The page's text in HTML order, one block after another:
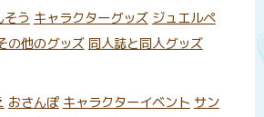
そう キャラクターグッズ ジュエルペ
の他のグッズ 同人誌と同人グッズ
おさんぽ キャラクターイベント サン